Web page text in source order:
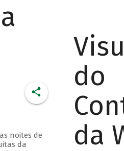
noites de
da
do
da